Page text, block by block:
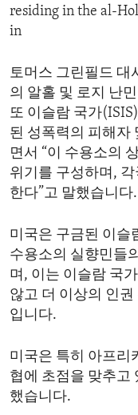
residing in the al-
in
토머스 그린필드 대
의 알홀 및 로지 난
또 이슬람 국가
된 성폭력의 피해자
면서 “이 수용소의
위기를 구성하며,
한다”고 말했습니다.
미국은 구금된 이슬
수용소의 실향민들
며, 이는 이슬람 국
않고 더 이상의 인
입니다.
미국은 특히 아프리
협에 초점을 맞추고
했습니다.